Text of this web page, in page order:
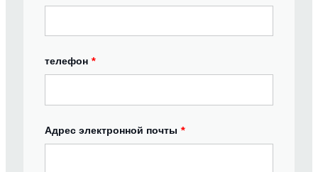
телефон *
Адрес электронной почты *